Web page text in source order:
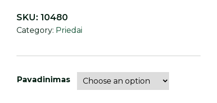
Pavadinimas
SKU:10480
Category: Priedai